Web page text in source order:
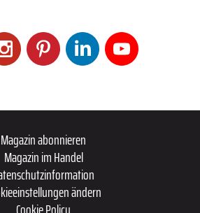
Magazin abonnieren
Magazin im Handel
ändern